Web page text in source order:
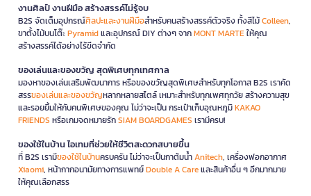
งานศิลป์ งานฝีมือ สร้างสรรค์ไม่รู้จบ
B2S จัดเต็มอุปกรณ์ศิลปะและงานฝีมือสำหรับคนสร้างสรรค์ตัวจริง ทั้งสีไม้Colleen,
ขาตั้งไม้บนโต๊ะPyramidและอุปกรณ์ DIY ต่างๆ จากMONT MARTEให้คุณ
สร้างสรรค์ได้อย่างไร้ขีดจำกัด
ของเล่นและของขวัญ สุดพิเศษทุกเทศกาล
มองหาของเล่นเสริมพัฒนาการ หรือของขวัญสุดพิเศษสำหรับทุกโอกาส B2S เราคัด
สรรของเล่นและของขวัญหลากหลายสไตล์ เหมาะสำหรับทุกเพศทุกวัย สร้างความสุข
และรอยยิ้มให้กับคนพิเศษของคุณ ไม่ว่าจะเป็น กระเป๋าเก็บอุณหภูมิKAKAO
FRIENDS หรือเกมจดหมายรักSIAM BOARDGAMES เรามีครบ!
ของใช้ในบ้าน ไอเทมที่ช่วยให้ชีวิตสะดวกสบายขึ้น
ที่ B2S เรามีของใช้ในบ้านครบครัน ไม่ว่าจะเป็นกาต้มน้ำAnitech, เครื่องฟอกอากาศ
Xiaomi, หน้ากากอนามัยทางการแพทย์Double A Careและสินค้าอื่น ๆ อีกมากมาย
ให้คุณเลือกสรร